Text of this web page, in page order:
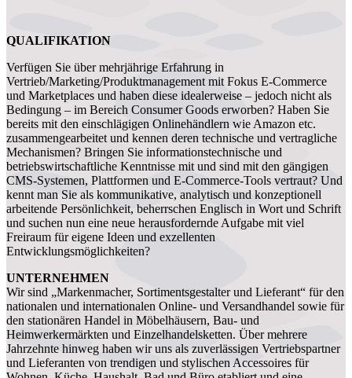
QUALIFIKATION
Verfügen Sie über mehrjährige Erfahrung in
Vertrieb/Marketing/Produktmanagement mit Fokus E-Commerce
und Marketplaces und haben diese idealerweise – jedoch nicht als
Bedingung – im Bereich Consumer Goods erworben? Haben Sie
bereits mit den einschlägigen Onlinehändlern wie Amazon etc.
zusammengearbeitet und kennen deren technische und vertragliche
Mechanismen? Bringen Sie informationstechnische und
betriebswirtschaftliche Kenntnisse mit und sind mit den gängigen
CMS-Systemen, Plattformen und E-Commerce-Tools vertraut? Und
kennt man Sie als kommunikative, analytisch und konzeptionell
arbeitende Persönlichkeit, beherrschen Englisch in Wort und Schrift
und suchen nun eine neue herausfordernde Aufgabe mit viel
Freiraum für eigene Ideen und exzellenten
Entwicklungsmöglichkeiten?
UNTERNEHMEN
Wir sind „Markenmacher, Sortimentsgestalter und Lieferant“ für den
nationalen und internationalen Online- und Versandhandel sowie für
den stationären Handel in Möbelhäusern, Bau- und
Heimwerkermärkten und Einzelhandelsketten. Über mehrere
Jahrzehnte hinweg haben wir uns als zuverlässigen Vertriebspartner
und Lieferanten von trendigen und stylischen Accessoires für